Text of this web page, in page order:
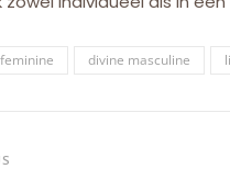
divine masculine